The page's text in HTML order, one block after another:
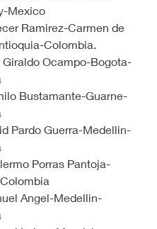
Mexico
Ramirez-Carmen de
Colombia.
Giraldo Ocampo-Bogota-
Bustamante-Guarne-
Pardo Guerra-Medellin-
Porras Pantoja-
Angel-Medellin-